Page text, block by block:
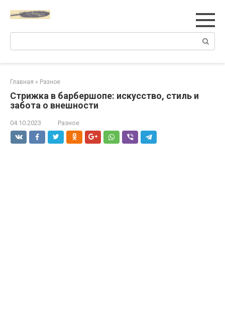
Главная » Разное
Стрижка в барбершопе: искусство, стиль и
забота о внешности
04.10.2023 Разное